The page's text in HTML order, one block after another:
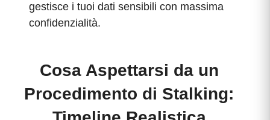
gestisce i tuoi dati sensibili con massima
confidenzialità.
Cosa Aspettarsi da un
Procedimento di Stalking: